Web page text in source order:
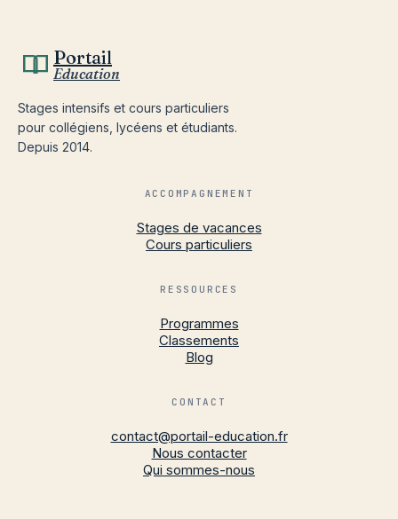
Portail
Education
Stages intensifs et cours particuliers
pour collégiens, lycéens et étudiants.
Depuis 2014.
ACCOMPAGNEMENT
Stages de vacances
Cours particuliers
RESSOURCES
Programmes
Classements
Blog
CONTACT
contact@portail-education.fr
Nous contacter
Qui sommes-nous